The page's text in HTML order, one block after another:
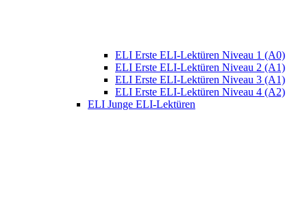
ELI Erste ELI-Lektüren Niveau 1 (A0)
ELI Erste ELI-Lektüren Niveau 2 (A1)
ELI Erste ELI-Lektüren Niveau 3 (A1)
ELI Erste ELI-Lektüren Niveau 4 (A2)
ELI Junge ELI-Lektüren